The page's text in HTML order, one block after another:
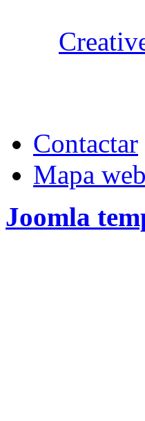
Contactar
Mapa
Joomla